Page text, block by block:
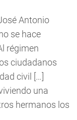
Antonio
se hace
régimen
ciudadanos
civil […]
una
hermanos los